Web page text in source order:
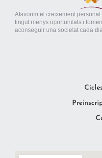
Afavorim el creixement
tingut menys oportunitats i
aconseguir una societat cada